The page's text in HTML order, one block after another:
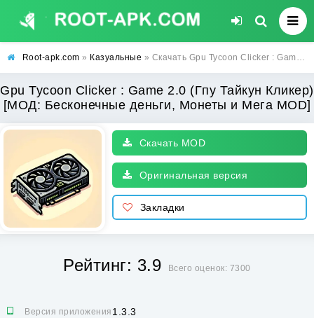
Root-apk.com » Казуальные » Скачать Gpu Tycoon Clicker : Game 2.0 (Гпу Тайкун Кликер) [МОД: Бесконечные деньги, Монеты и Мега MOD] | Взлом Gpu Tycoon Clicker : Game 2.0 на Андроид
Gpu Tycoon Clicker : Game 2.0 (Гпу Тайкун Кликер)
[МОД: Бесконечные деньги, Монеты и Мега MOD]
Скачать MOD
Оригинальная версия
Закладки
Рейтинг: 3.9 Всего оценок: 7300
Версия приложения:1.3.3